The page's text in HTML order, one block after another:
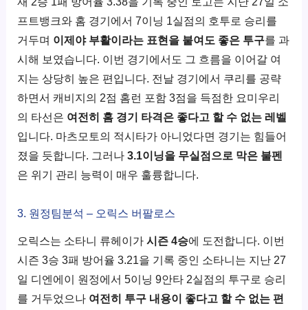
프트뱅크와 홈 경기에서 7이닝 1실점의 호투로 승리를
거두며 이제야 부활이라는 표현을 붙여도 좋은 투구를 과
시해 보였습니다. 이번 경기에서도 그 흐름을 이어갈 여
지는 상당히 높은 편입니다. 전날 경기에서 쿠리를 공략
하면서 캐비지의 2점 홈런 포함 3점을 득점한 요미우리
의 타선은 여전히 홈 경기 타격은 좋다고 할 수 없는 레벨
입니다. 마츠모토의 적시타가 아니었다면 경기는 힘들어
졌을 듯합니다. 그러나3.1이닝을 무실점으로 막은 불펜
은 위기 관리 능력이 매우 훌륭합니다.
3. 원정팀분석 – 오릭스 버팔로스
오릭스는 소타니 류헤이가시즌 4승에 도전합니다. 이번
시즌 3승 3패 방어율 3.21을 기록 중인 소타니는 지난 27
일 디엔에이 원정에서 5이닝 9안타 2실점의 투구로 승리
를 거두었으나 여전히 투구 내용이 좋다고 할 수 없는 편